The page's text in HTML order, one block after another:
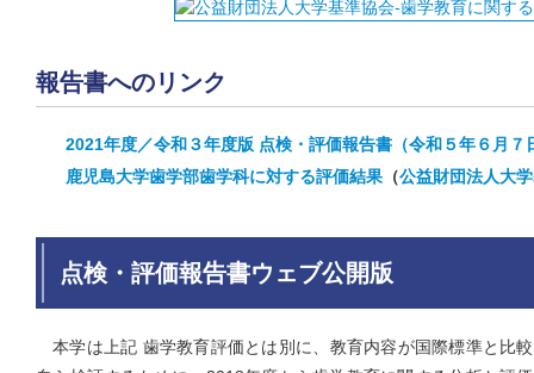
報告書へのリンク
2021年度／令和３年度版 点検・評価報告書（令和５年６月７
鹿児島大学歯学部歯学科に対する評価結果 （公益財団法人大
点検・評価報告書ウェブ公開版
本学は上記 歯学教育評価とは別に、教育内容が国際標準と比